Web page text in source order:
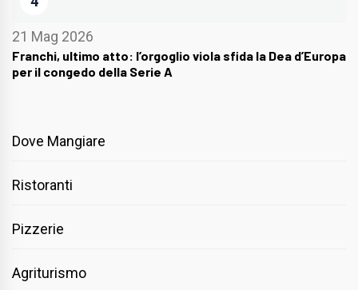
21 Mag 2026
Franchi, ultimo atto: l’orgoglio viola sfida la Dea d’Europa
per il congedo della Serie A
Dove Mangiare
Ristoranti
Pizzerie
Agriturismo